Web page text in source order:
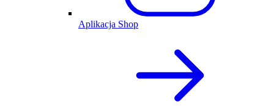
Aplikacja Shop